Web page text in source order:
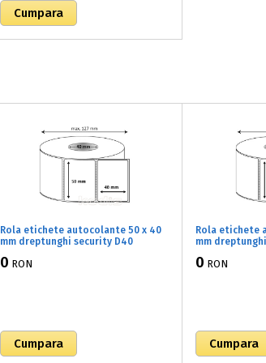
Rola etichete autocolante 50 x 40
mm dreptunghi security D40
lucios, 1500 buc/rola (71x050040)
0 RON
Rola etichete
mm
buc/rola
0 RON